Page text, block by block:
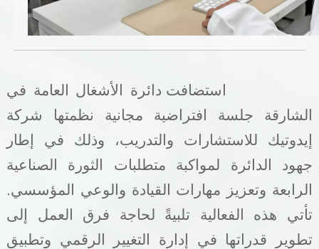
خدمات الدائرة
خدمات الأفراد
خدمات الشركات
خدمات الجهات الحكومية
خدمات الموظفين
المكتبة الإلكترونية
استضافت دائرة الأشغال العامة في
الشارقة جلسة افتراضية مجانية نظمتها شركة
إيدوتيك للاستشارات والتدريب، وذلك في إطار
جهود الدائرة لمواكبة متطلبات الثورة الصناعية
الرابعة وتعزيز مهارات القيادة والوعي المؤسسي.
تأتي هذه الفعالية تلبيةً لحاجة فرق العمل إلى
تطوير قدراتها في إدارة التغيير الرقمي وتطبيق